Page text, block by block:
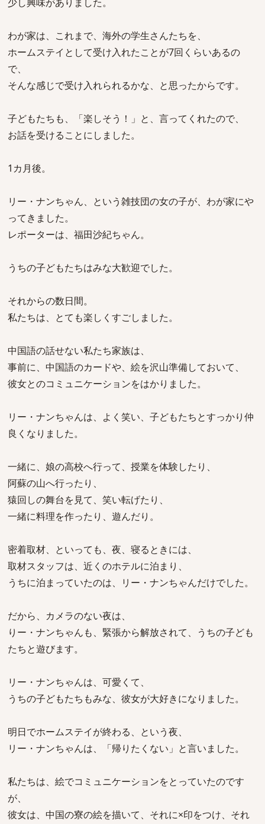
わが家は、これまで、海外の学生さんたちを、
ホームステイとして受け入れたことが7回くらいあるの
で、
そんな感じで受け入れられるかな、と思ったからです。
子どもたちも、「楽しそう！」と、言ってくれたので、
お話を受けることにしました。
1カ月後。
リー・ナンちゃん、という雑技団の女の子が、わが家にや
ってきました。
レポーターは、福田沙紀ちゃん。
うちの子どもたちはみな大歓迎でした。
それからの数日間。
私たちは、とても楽しくすごしました。
中国語の話せない私たち家族は、
事前に、中国語のカードや、絵を沢山準備しておいて、
彼女とのコミュニケーションをはかりました。
リー・ナンちゃんは、よく笑い、子どもたちとすっかり仲
良くなりました。
一緒に、娘の高校へ行って、授業を体験したり、
阿蘇の山へ行ったり、
猿回しの舞台を見て、笑い転げたり、
一緒に料理を作ったり、遊んだり。
密着取材、といっても、夜、寝るときには、
取材スタッフは、近くのホテルに泊まり、
うちに泊まっていたのは、リー・ナンちゃんだけでした。
だから、カメラのない夜は、
りー・ナンちゃんも、緊張から解放されて、うちの子ども
たちと遊びます。
リー・ナンちゃんは、可愛くて、
うちの子どもたちもみな、彼女が大好きになりました。
明日でホームステイが終わる、という夜、
リー・ナンちゃんは、「帰りたくない」と言いました。
私たちは、絵でコミュニケーションをとっていたのです
が、
彼女は、中国の寮の絵を描いて、それに×印をつけ、それ